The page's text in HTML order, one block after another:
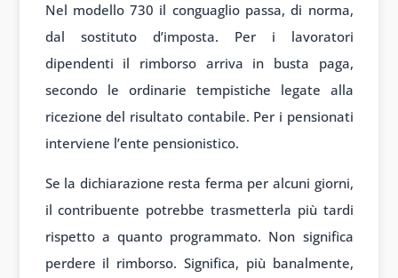
Nel modello 730 il conguaglio passa, di norma,
dal sostituto d’imposta. Per i lavoratori
dipendenti il rimborso arriva in busta paga,
secondo le ordinarie tempistiche legate alla
ricezione del risultato contabile. Per i pensionati
interviene l’ente pensionistico.
Se la dichiarazione resta ferma per alcuni giorni,
il contribuente potrebbe trasmetterla più tardi
rispetto a quanto programmato. Non significa
perdere il rimborso. Significa, più banalmente,